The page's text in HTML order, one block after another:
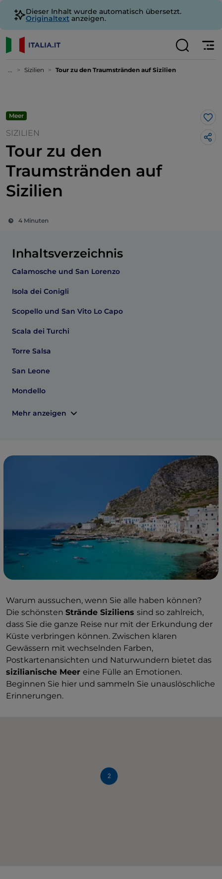
Dieser Inhalt wurde automatisch übersetzt.
Originaltext anzeigen.
... Sizilien Tour zu den Traumstränden auf Sizilien
Meer
SIZILIEN
Tour zu den
Traumstränden auf
Sizilien
4 Minuten
Inhaltsverzeichnis
Calamosche und San Lorenzo
Isola dei Conigli
Scopello und San Vito Lo Capo
Scala dei Turchi
Torre Salsa
San Leone
Mondello
Mehr anzeigen
Warum aussuchen, wenn Sie alle haben können?
Die schönsten Strände Siziliens sind so zahlreich,
dass Sie die ganze Reise nur mit der Erkundung der
Küste verbringen können. Zwischen klaren
Gewässern mit wechselnden Farben,
Postkartenansichten und Naturwundern bietet das
sizilianische Meer eine Fülle an Emotionen.
Beginnen Sie hier und sammeln Sie unauslöschliche
Erinnerungen.
2